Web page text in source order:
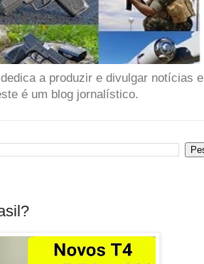
a produzir e divulgar notícias e
é um blog jornalístico.